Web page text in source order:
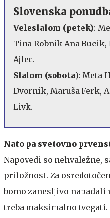
Slovenska
Veleslalom (petek):
Tina Robnik Ana
Ajlec.
Slalom (sobota): Meta
Dvornik, Maruša Ferk,
Livk.
Nato pa svetovno
Napovedi so nehvaležne,
priložnost. Za
bomo zanesljivo napadali
treba maksimalno tvegati.